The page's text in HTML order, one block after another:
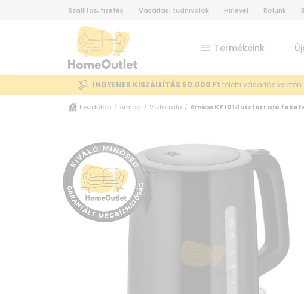
Szállítás, fizetés Vásárlási tudnivalók Hírlevél Rólunk
Termékeink
INGYENES KISZÁLLÍTÁS 50.000 Ft feletti vásárlás esetén
Kezdőlap / Amica / Vízforraló / Amica KF 1014 vízforraló